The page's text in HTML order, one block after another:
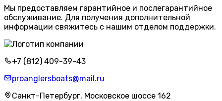
Мы предоставляем гарантийное и послегарантийное
обслуживание. Для получения дополнительной
информации свяжитесь с нашим отделом поддержки.
+7 (812) 409-39-43
proanglersboats@mail.ru
Санкт-Петербург, Московское шоссе 162